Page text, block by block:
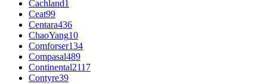
Cachland1
Ceat99
Centara436
ChaoYang10
Comforser134
Compasal489
Continental2117
Contyre39